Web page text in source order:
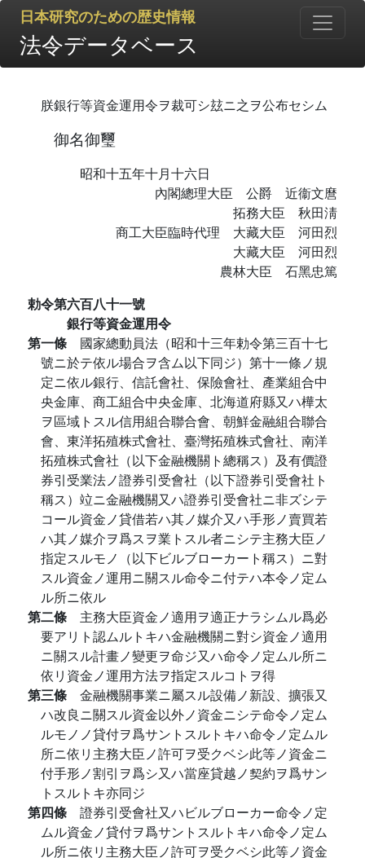
日本研究のための歴史情報
法令データベース
朕銀行等資金運用令ヲ裁可シ玆ニ之ヲ公布セシム
御名御璽
昭和十五年十月十六日
內閣總理大臣 公爵 近衞文麿
拓務大臣 秋田淸
商工大臣臨時代理 大藏大臣 河田烈
大藏大臣 河田烈
農林大臣 石黑忠篤
勅令第六百八十一號
銀行等資金運用令
第一條 國家總動員法（昭和十三年勅令第三百十七
號ニ於テ依ル場合ヲ含ム以下同ジ）第十一條ノ規
定ニ依ル銀行、信託會社、保險會社、產業組合中
央金庫、商工組合中央金庫、北海道府縣又ハ樺太
ヲ區域トスル信用組合聯合會、朝鮮金融組合聯合
會、東洋拓殖株式會社、臺灣拓殖株式會社、南洋
拓殖株式會社（以下金融機關ト總稱ス）及有價證
券引受業法ノ證券引受會社（以下證券引受會社ト
稱ス）竝ニ金融機關又ハ證券引受會社ニ非ズシテ
コール資金ノ貸借若ハ其ノ媒介又ハ手形ノ賣買若
ハ其ノ媒介ヲ爲スヲ業トスル者ニシテ主務大臣ノ
指定スルモノ（以下ビルブローカート稱ス）ニ對
スル資金ノ運用ニ關スル命令ニ付テハ本令ノ定ム
ル所ニ依ル
第二條 主務大臣資金ノ適用ヲ適正ナラシムル爲必
要アリト認ムルトキハ金融機關ニ對シ資金ノ適用
ニ關スル計畫ノ變更ヲ命ジ又ハ命令ノ定ムル所ニ
依リ資金ノ運用方法ヲ指定スルコトヲ得
第三條 金融機關事業ニ屬スル設備ノ新設、擴張又
ハ改良ニ關スル資金以外ノ資金ニシテ命令ノ定ム
ルモノノ貸付ヲ爲サントスルトキハ命令ノ定ムル
所ニ依リ主務大臣ノ許可ヲ受クベシ此等ノ資金ニ
付手形ノ割引ヲ爲シ又ハ當座貸越ノ契約ヲ爲サン
トスルトキ亦同ジ
第四條 證券引受會社又ハビルブローカー命令ノ定
ムル資金ノ貸付ヲ爲サントスルトキハ命令ノ定ム
ル所ニ依リ主務大臣ノ許可ヲ受クベシ此等ノ資金